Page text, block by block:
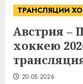
ТРАНСЛЯЦИИ
Австрия –
хоккею
20.05.2026